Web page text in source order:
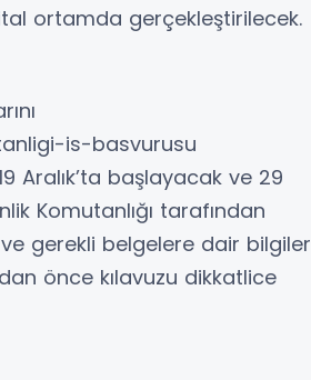
ortamda gerçekleştirilecek.
is-basvurusu
Aralık’ta başlayacak ve 29
Komutanlığı tarafından
gerekli belgelere dair bilgiler
önce kılavuzu dikkatlice